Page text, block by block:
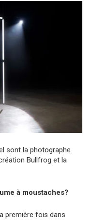
sont la photographe
Bullfrog et la
à moustaches?
première fois dans